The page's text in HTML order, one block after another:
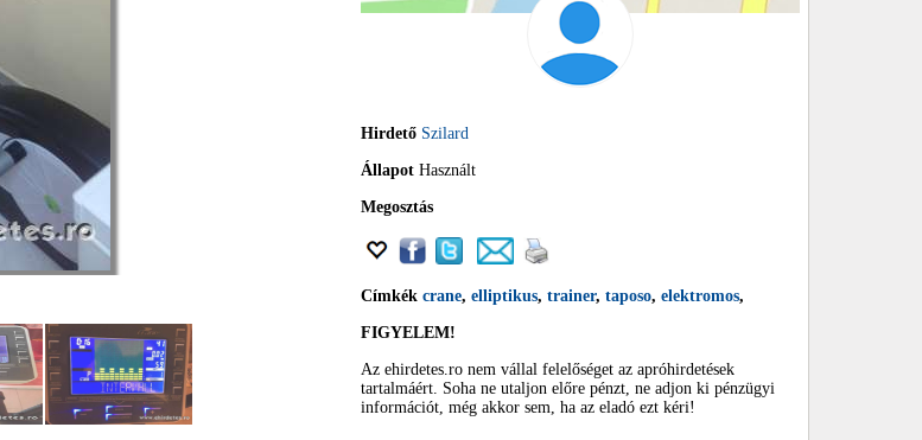
Hirdető Szilard
Állapot Használt
Megosztás
Címkék crane, elliptikus, trainer, taposo, elektromos,
FIGYELEM!
Az ehirdetes.ro nem vállal felelőséget az apróhirdetések
tartalmáért. Soha ne utaljon előre pénzt, ne adjon ki pénzügyi
információt, még akkor sem, ha az eladó ezt kéri!